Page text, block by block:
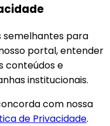
semelhantes para
portal, entender
conteúdos e
institucionais.
com nossa
de Privacidade.